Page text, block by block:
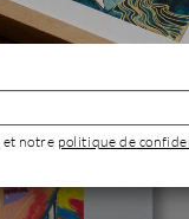
et notre politique de